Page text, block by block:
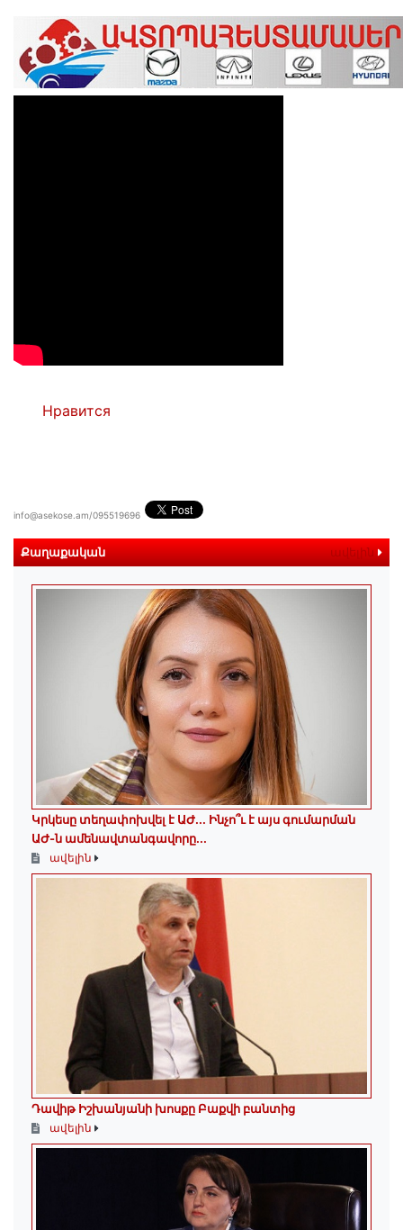
Нравится
info@asekose.am/095519696
Քաղաքական ավելին
Կրկեսը տեղափոխվել է ԱԺ... Ինչո՞ւ է այս գումարման
ԱԺ-ն ամենավտանգավորը...
ավելին
Դավիթ Իշխանյանի խոսքը Բաքվի բանտից
ավելին